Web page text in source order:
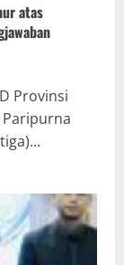
atas
Provinsi